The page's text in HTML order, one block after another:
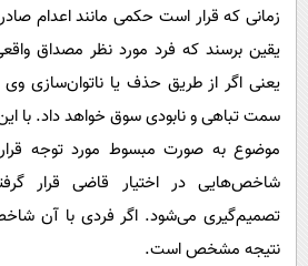
زمانی که قرار است حکمی مانند اعدام
یقین برسند که فرد مورد نظر مصداق
یعنی اگر از طریق حذف یا ناتوان‌سازی وی
سمت تباهی و نابودی سوق خواهد داد. با
موضوع به صورت مبسوط مورد توجه
شاخص‌هایی در اختیار قاضی قرار
تصمیم‌گیری می‌شود. اگر فردی با آن
نتیجه مشخص است.